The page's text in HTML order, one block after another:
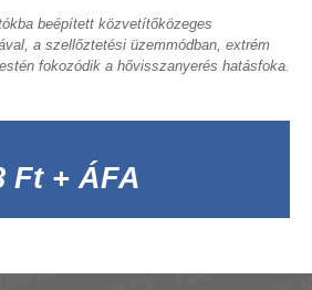
beépített közvetítőközeges
a szellőztetési üzemmódban, extrém
fokozódik a hővisszanyerés hatásfoka.
Ft + ÁFA